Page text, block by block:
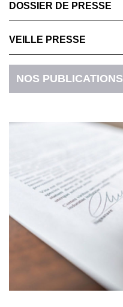
DOSSIER DE PRESSE
VEILLE PRESSE
NOS PUBLICATIONS